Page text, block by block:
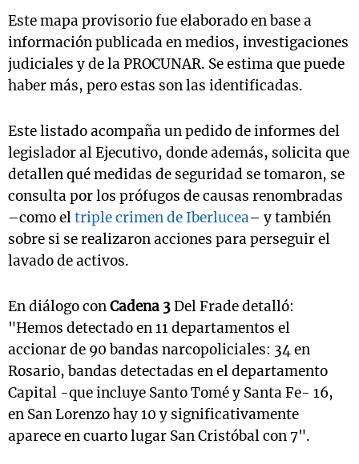
Este mapa provisorio fue elaborado en base a
información publicada en medios, investigaciones
judiciales y de la PROCUNAR. Se estima que puede
haber más, pero estas son las identificadas.
Este listado acompaña un pedido de informes del
legislador al Ejecutivo, donde además, solicita que
detallen qué medidas de seguridad se tomaron, se
consulta por los prófugos de causas renombradas
–como eltriple crimen de Iberlucea– y también
sobre si se realizaron acciones para perseguir el
lavado de activos.
En diálogo conCadena 3Del Frade detalló:
"Hemos detectado en 11 departamentos el
accionar de 90 bandas narcopoliciales: 34 en
Rosario, bandas detectadas en el departamento
Capital -que incluye Santo Tomé y Santa Fe- 16,
en San Lorenzo hay 10 y significativamente
aparece en cuarto lugar San Cristóbal con 7".